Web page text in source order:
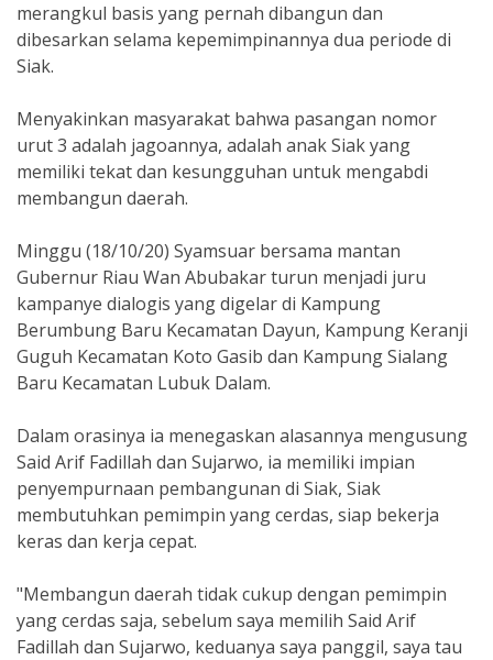
merangkul basis yang pernah dibangun dan
dibesarkan selama kepemimpinannya dua periode di
Siak.
Menyakinkan masyarakat bahwa pasangan nomor
urut 3 adalah jagoannya, adalah anak Siak yang
memiliki tekat dan kesungguhan untuk mengabdi
membangun daerah.
Minggu (18/10/20) Syamsuar bersama mantan
Gubernur Riau Wan Abubakar turun menjadi juru
kampanye dialogis yang digelar di Kampung
Berumbung Baru Kecamatan Dayun, Kampung Keranji
Guguh Kecamatan Koto Gasib dan Kampung Sialang
Baru Kecamatan Lubuk Dalam.
Dalam orasinya ia menegaskan alasannya mengusung
Said Arif Fadillah dan Sujarwo, ia memiliki impian
penyempurnaan pembangunan di Siak, Siak
membutuhkan pemimpin yang cerdas, siap bekerja
keras dan kerja cepat.
"Membangun daerah tidak cukup dengan pemimpin
yang cerdas saja, sebelum saya memilih Said Arif
Fadillah dan Sujarwo, keduanya saya panggil, saya tau